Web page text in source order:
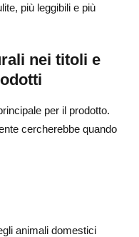
più leggibili e più
nei titoli e
per il prodotto.
cercherebbe quando
animali domestici